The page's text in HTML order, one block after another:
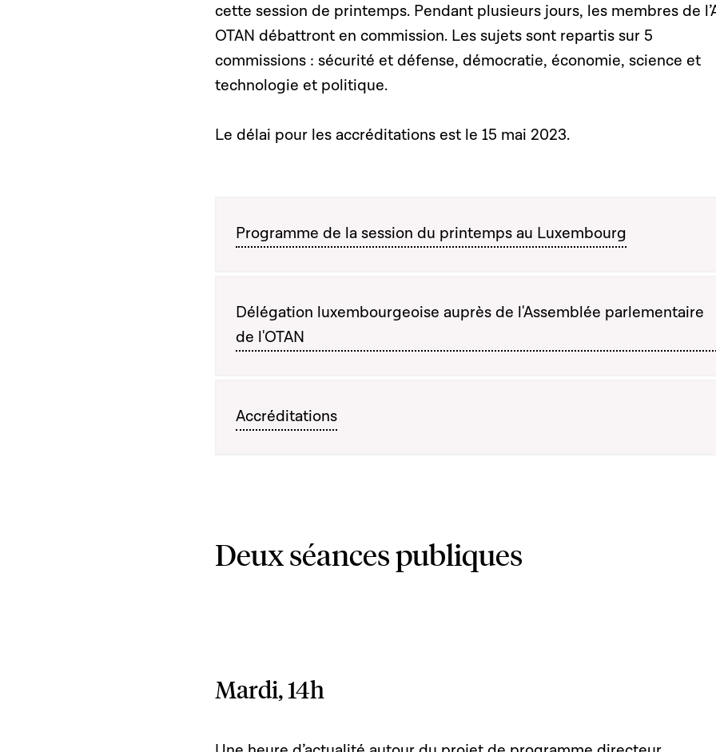
cette session de printemps. Pendant plusieurs jours, les membres de
OTAN débattront en commission. Les sujets sont repartis sur 5
commissions : sécurité et défense, démocratie, économie, science et
technologie et politique.
Le délai pour les accréditations est le 15 mai 2023.
Programme de la session du printemps au Luxembourg
Délégation luxembourgeoise auprès de l'Assemblée parlementaire
de l'OTAN
Accréditations
Deux séances publiques
Mardi, 14h